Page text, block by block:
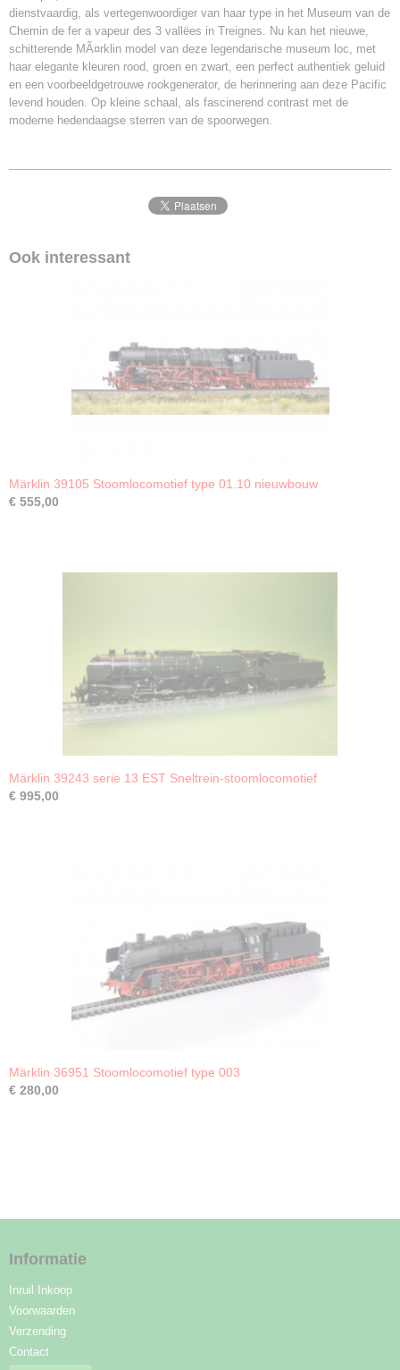
dienstvaardig, als vertegenwoordiger van haar type in het Museum van de
Chemin de fer a vapeur des 3 vallëes in Treignes. Nu kan het nieuwe,
schitterende MÃ¤rklin model van deze legendarische museum loc, met
haar elegante kleuren rood, groen en zwart, een perfect authentiek geluid
en een voorbeeldgetrouwe rookgenerator, de herinnering aan deze Pacific
levend houden. Op kleine schaal, als fascinerend contrast met de
moderne hedendaagse sterren van de spoorwegen.
Ook interessant
Märklin 39105 Stoomlocomotief type 01.10 nieuwbouw
€ 555,00
Märklin 39243 serie 13 EST Sneltrein-stoomlocomotief
€ 995,00
Märklin 36951 Stoomlocomotief type 003
€ 280,00
Informatie
Inruil Inkoop
Voorwaarden
Verzending
Contact